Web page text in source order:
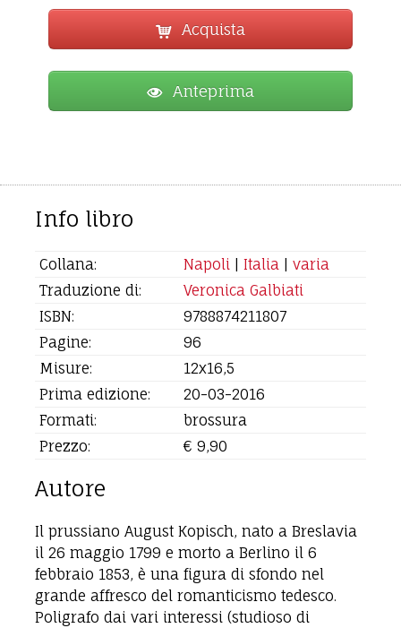
Acquista
Anteprima
Info libro
Collana: Napoli | Italia | varia
Traduzione di:
Veronica Galbiati
ISBN:
9788874211807
Pagine:
96
Misure:
12x16,5
Prima edizione:
20-03-2016
Formati:
brossura
Prezzo:
€ 9,90
Autore
Il prussiano August Kopisch, nato a Breslavia
il 26 maggio 1799 e morto a Berlino il 6
febbraio 1853, è una figura di sfondo nel
grande affresco del romanticismo tedesco.
Poligrafo dai vari interessi (studioso di